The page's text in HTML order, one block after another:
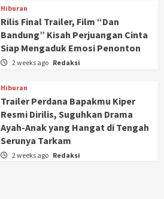
Hiburan
Rilis Final Trailer, Film “Dan
Bandung” Kisah Perjuangan Cinta
Siap Mengaduk Emosi Penonton
2 weeks ago Redaksi
Hiburan
Trailer Perdana Bapakmu Kiper
Resmi Dirilis, Suguhkan Drama
Ayah-Anak yang Hangat di Tengah
Serunya Tarkam
2 weeks ago Redaksi